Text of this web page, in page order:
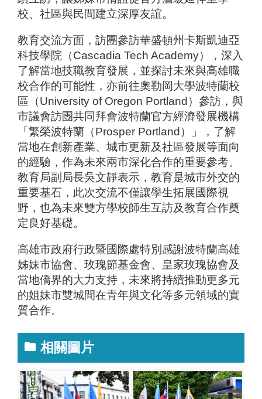
校、社區與民間建立深厚友誼。
教育交流方面，訪團參訪華盛頓州卡斯凱迪亞
科技學院（Cascadia Tech Academy），深入
了解當地技職教育發展，並探討未來與高雄職
校合作的可能性，亦前往奧勒岡大學波特蘭校
區（University of Oregon Portland）參訪，與
市議會訪團共同拜會波特蘭官方經濟發展機構
「繁榮波特蘭（Prosper Portland）」，了解
當地在創新產業、城市更新及社區發展等面向
的經驗，作為未來兩市深化合作的重要參考。
教育局副局長吳文靜表示，教育是城市外交的
重要基石，此次交流不僅讓學生拓展國際視
野，也為未來雙方學校師生互訪及教育合作奠
定良好基礎。
高雄市政府行政暨國際處特別感謝波特蘭高雄
姊妹市協會、玫瑰節基金會、皇家玫瑰協會及
當地僑界的大力支持，未來將持續推動更多元
的姐妹市雙城間在青年與文化等多元領域的實
質合作。
相關圖片